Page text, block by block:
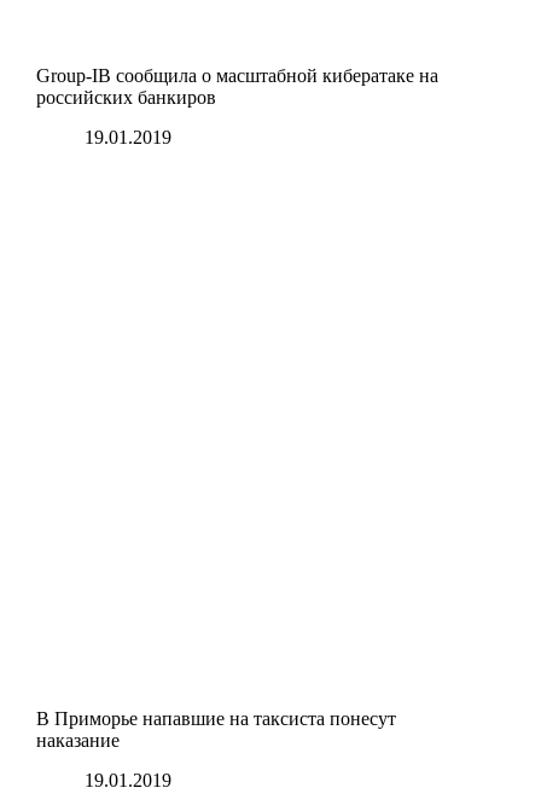
Group-IB сообщила о масштабной кибератаке на
российских банкиров
19.01.2019
В Приморье напавшие на таксиста понесут
наказание
19.01.2019